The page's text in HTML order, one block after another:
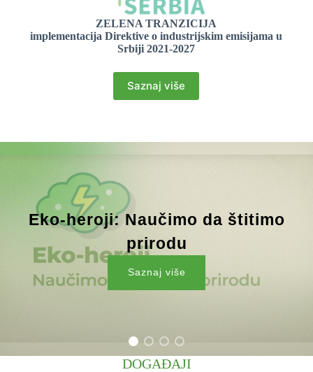
ZELENA TRANZICIJA
implementacija Direktive o industrijskim emisijama u
Srbiji 2021-2027
Saznaj više
Eko-heroji: Naučimo da štitimo
prirodu
Saznaj više
DOGAĐAJI